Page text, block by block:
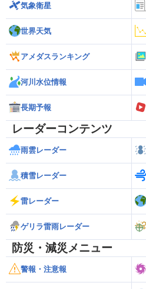
気象衛星
世界天気
アメダスランキング
河川水位情報
長期予報
レーダーコンテンツ
雨雲レーダー
積雪レーダー
雷レーダー
ゲリラ雷雨レーダー
防災・減災メニュー
警報・注意報